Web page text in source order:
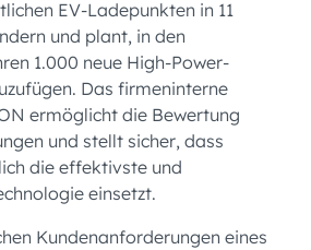
EV-Ladepunkten in 11
und plant, in den
1.000 neue High-Power-
Das firmeninterne
ermöglicht die Bewertung
und stellt sicher, dass
die effektivste und
einsetzt.
Kundenanforderungen eines